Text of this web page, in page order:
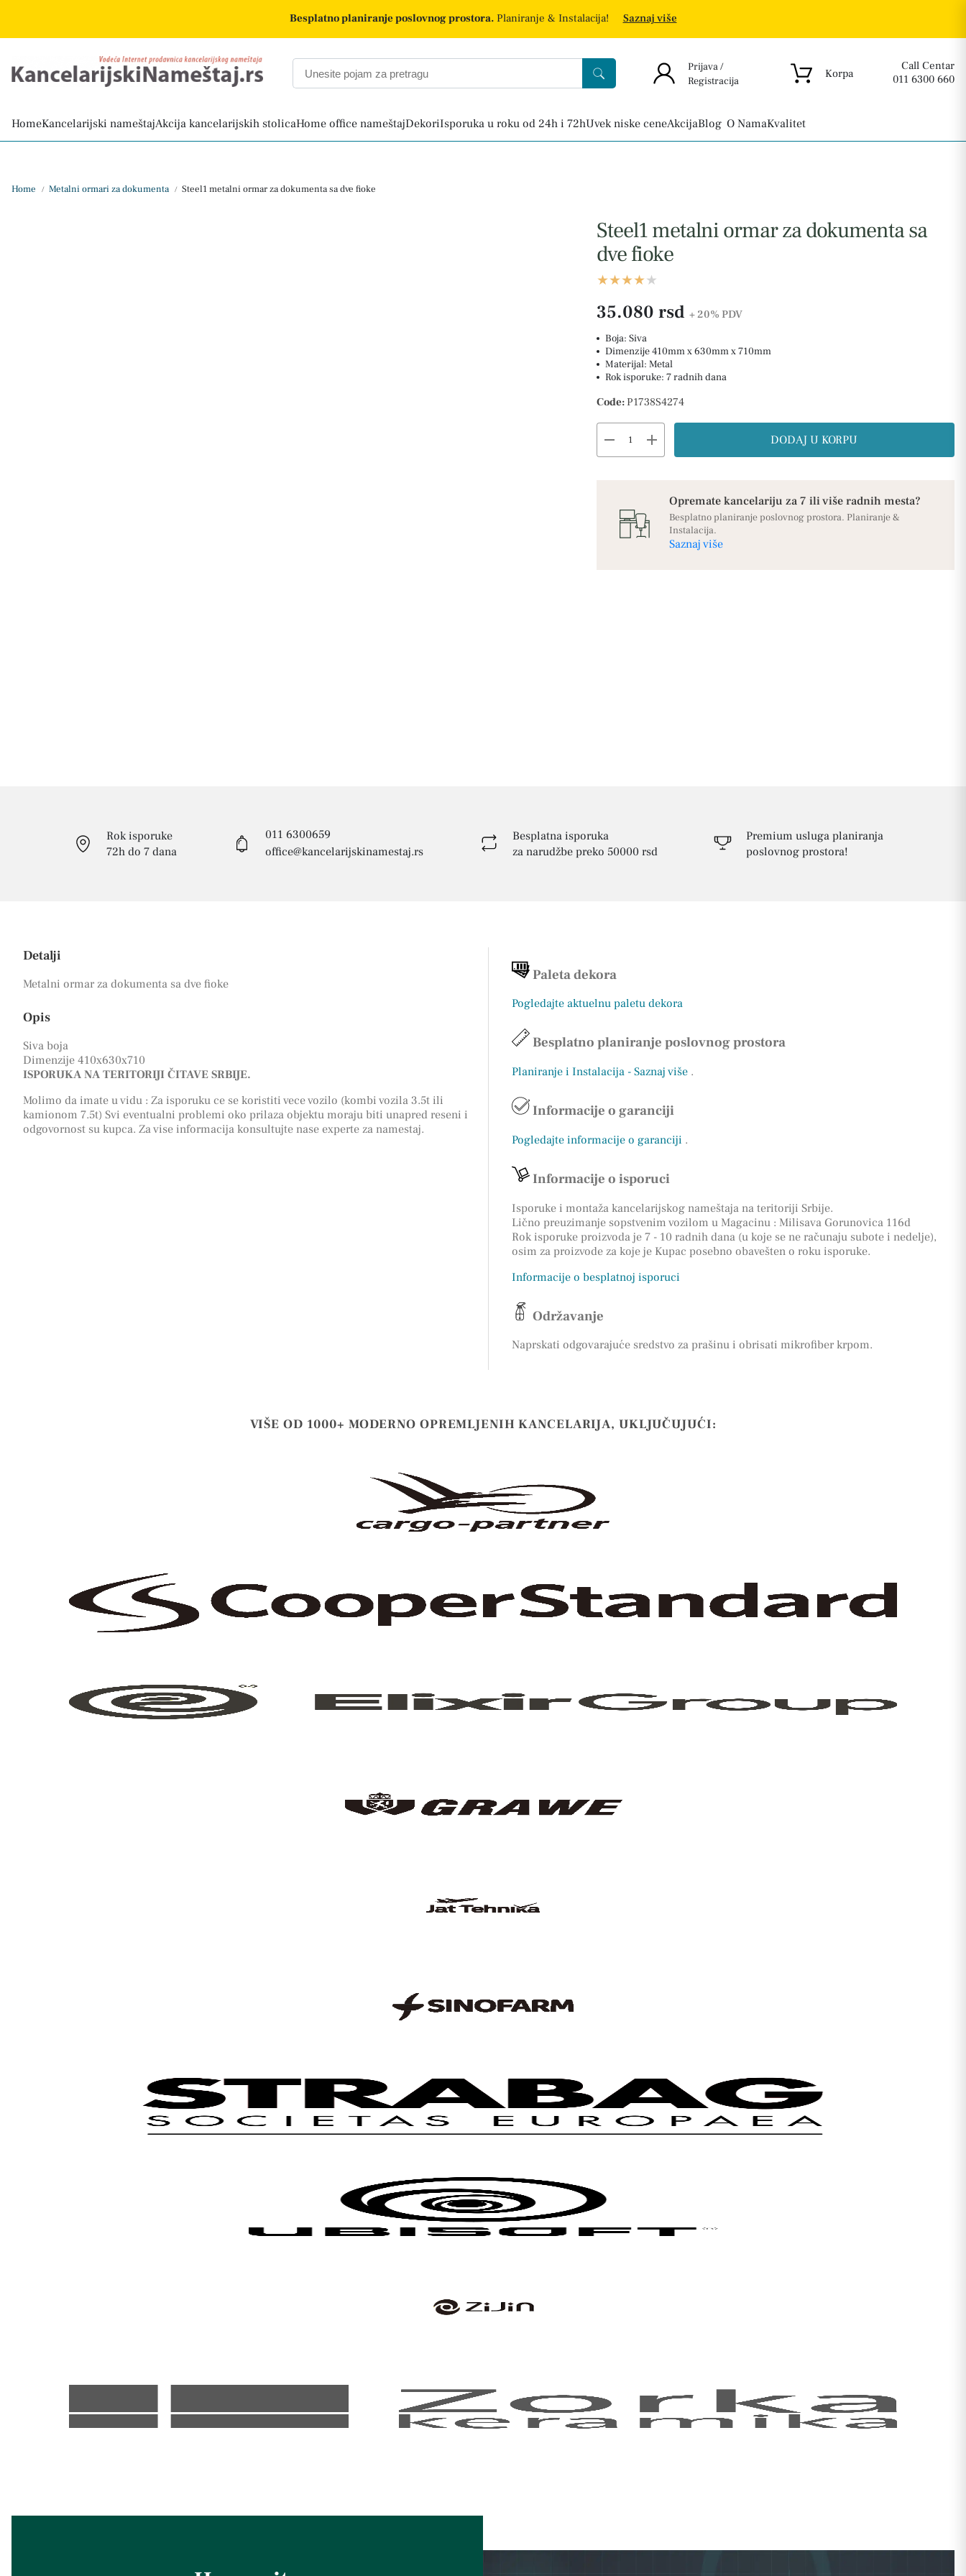
Besplatno planiranje poslovnog prostora.Planiranje & Instalacija! Saznaj više
Prijava /
Registracija
Korpa
Call Centar
011 6300 660
HomeKancelarijski nameštajAkcija kancelarijskih stolicaHome office nameštajDekoriIsporuka u roku od 24h i 72hUvek niske ceneAkcijaBlog O NamaKvalitet
Home / Metalni ormari za dokumenta / Steel1 metalni ormar za dokumenta sa dve fioke
Steel1 metalni ormar za dokumenta sa
dve fioke
35.080 rsd + 20% PDV
Boja: Siva
Dimenzije 410mm x 630mm x 710mm
Materijal: Metal
Rok isporuke: 7 radnih dana
Code: P1738S4274
remove add DODAJ U KORPU
Opremate kancelariju za 7 ili više radnih mesta?
Besplatno planiranje poslovnog prostora. Planiranje &
Instalacija.
Saznaj više
Rok isporuke
72h do 7 dana
011 6300659
office@kancelarijskinamestaj.rs
Besplatna isporuka
za narudžbe preko 50000 rsd
Premium usluga planiranja
poslovnog prostora!
Detalji
Metalni ormar za dokumenta sa dve fioke
Opis
Siva boja
Dimenzije 410x630x710
ISPORUKA NA TERITORIJI ČITAVE SRBIJE.
Molimo da imate u vidu : Za isporuku ce se koristiti vece vozilo (kombi vozila 3.5t ili
kamionom 7.5t) Svi eventualni problemi oko prilaza objektu moraju biti unapred reseni i
odgovornost su kupca. Za vise informacija konsultujte nase experte za namestaj.
Paleta dekora
Pogledajte aktuelnu paletu dekora
Besplatno planiranje poslovnog prostora
Planiranje i Instalacija - Saznaj više .
Informacije o garanciji
Pogledajte informacije o garanciji .
Informacije o isporuci
Isporuke i montaža kancelarijskog nameštaja na teritoriji Srbije.
Lično preuzimanje sopstvenim vozilom u Magacinu : Milisava Gorunovica 116d
Rok isporuke proizvoda je 7 - 10 radnih dana (u koje se ne računaju subote i nedelje),
osim za proizvode za koje je Kupac posebno obavešten o roku isporuke.
Informacije o besplatnoj isporuci
Održavanje
Naprskati odgovarajuće sredstvo za prašinu i obrisati mikrofiber krpom.
VIŠE OD 1000+ MODERNO OPREMLJENIH KANCELARIJA, UKLJUČUJUĆI: